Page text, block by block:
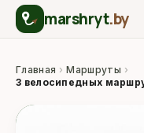
marshryt.by
Главная › Маршруты ›
3 велосипедных